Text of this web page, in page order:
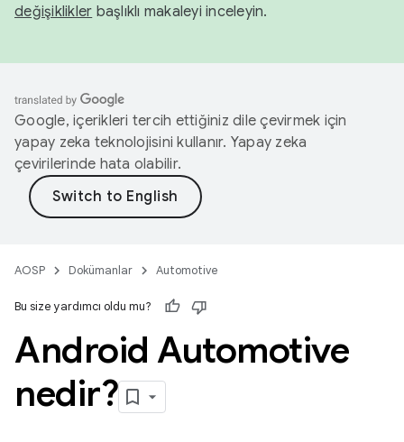
değişiklikler başlıklı makaleyi inceleyin.
Google, içerikleri tercih ettiğiniz dile çevirmek için
yapay zeka teknolojisini kullanır. Yapay zeka
çevirilerinde hata olabilir.
AOSP Dokümanlar Automotive
Bu size yardımcı oldu mu?
Android Automotive
nedir?